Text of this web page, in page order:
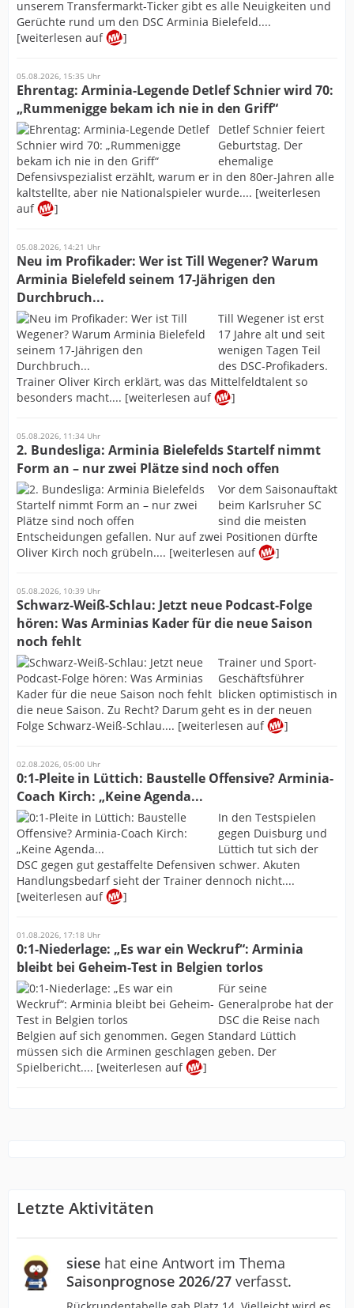
unserem Transfermarkt-Ticker gibt es alle Neuigkeiten und
Gerüchte rund um den DSC Arminia Bielefeld....
[weiterlesen auf
]
05.08.2026, 15:35 Uhr
Ehrentag: Arminia-Legende Detlef Schnier wird 70:
„Rummenigge bekam ich nie in den Griff“
Detlef Schnier feiert
Geburtstag. Der
ehemalige
Defensivspezialist erzählt, warum er in den 80er-Jahren alle
kaltstellte, aber nie Nationalspieler wurde.... [weiterlesen
auf
]
05.08.2026, 14:21 Uhr
Neu im Profikader: Wer ist Till Wegener? Warum
Arminia Bielefeld seinem 17-Jährigen den
Durchbruch...
Till Wegener ist erst
17 Jahre alt und seit
wenigen Tagen Teil
des DSC-Profikaders.
Trainer Oliver Kirch erklärt, was das Mittelfeldtalent so
besonders macht.... [weiterlesen auf
]
05.08.2026, 11:34 Uhr
2. Bundesliga: Arminia Bielefelds Startelf nimmt
Form an – nur zwei Plätze sind noch offen
Vor dem Saisonauftakt
beim Karlsruher SC
sind die meisten
Entscheidungen gefallen. Nur auf zwei Positionen dürfte
Oliver Kirch noch grübeln.... [weiterlesen auf
]
05.08.2026, 10:39 Uhr
Schwarz-Weiß-Schlau: Jetzt neue Podcast-Folge
hören: Was Arminias Kader für die neue Saison
noch fehlt
Trainer und Sport-
Geschäftsführer
blicken optimistisch in
die neue Saison. Zu Recht? Darum geht es in der neuen
Folge Schwarz-Weiß-Schlau.... [weiterlesen auf
]
02.08.2026, 05:00 Uhr
0:1-Pleite in Lüttich: Baustelle Offensive? Arminia-
Coach Kirch: „Keine Agenda...
In den Testspielen
gegen Duisburg und
Lüttich tut sich der
DSC gegen gut gestaffelte Defensiven schwer. Akuten
Handlungsbedarf sieht der Trainer dennoch nicht....
[weiterlesen auf
]
01.08.2026, 17:18 Uhr
0:1-Niederlage: „Es war ein Weckruf“: Arminia
bleibt bei Geheim-Test in Belgien torlos
Für seine
Generalprobe hat der
DSC die Reise nach
Belgien auf sich genommen. Gegen Standard Lüttich
müssen sich die Arminen geschlagen geben. Der
Spielbericht.... [weiterlesen auf
]
Letzte Aktivitäten
siese hat eine Antwort im Thema
Saisonprognose 2026/27 verfasst.